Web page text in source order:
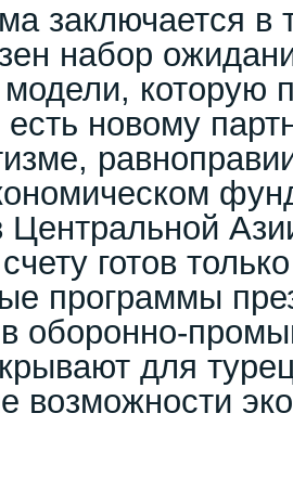
заключается
набор
которую
новому
Центральной
готов
программы
оборонно-
для
возможности